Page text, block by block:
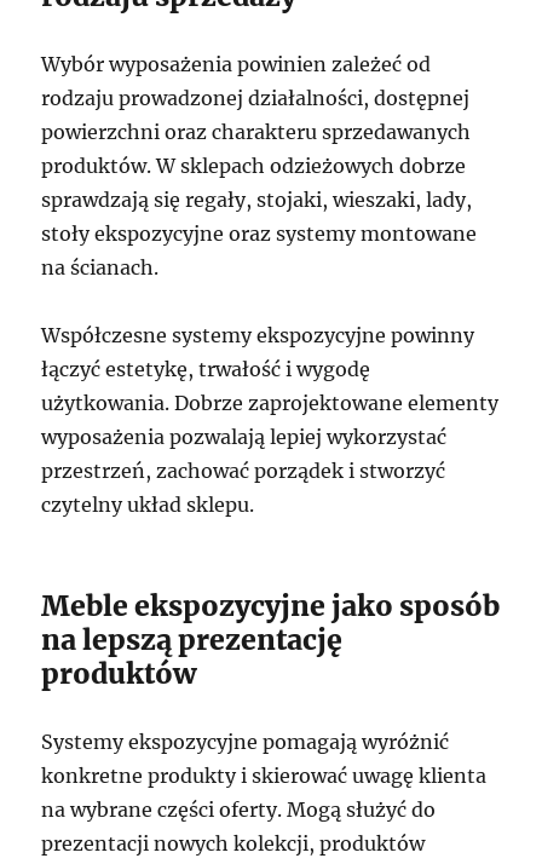
Wybór wyposażenia powinien zależeć od
rodzaju prowadzonej działalności, dostępnej
powierzchni oraz charakteru sprzedawanych
produktów. W sklepach odzieżowych dobrze
sprawdzają się regały, stojaki, wieszaki, lady,
stoły ekspozycyjne oraz systemy montowane
na ścianach.
Współczesne systemy ekspozycyjne powinny
łączyć estetykę, trwałość i wygodę
użytkowania. Dobrze zaprojektowane elementy
wyposażenia pozwalają lepiej wykorzystać
przestrzeń, zachować porządek i stworzyć
czytelny układ sklepu.
Meble ekspozycyjne jako sposób
na lepszą prezentację
produktów
Systemy ekspozycyjne pomagają wyróżnić
konkretne produkty i skierować uwagę klienta
na wybrane części oferty. Mogą służyć do
prezentacji nowych kolekcji, produktów